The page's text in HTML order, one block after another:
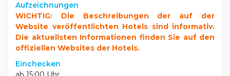
Website veröffentlichten Hotels sind informativ.
Die aktuellsten Informationen finden Sie auf den
offiziellen Websites der Hotels.
Einchecken
ab 15:00 Uhr.